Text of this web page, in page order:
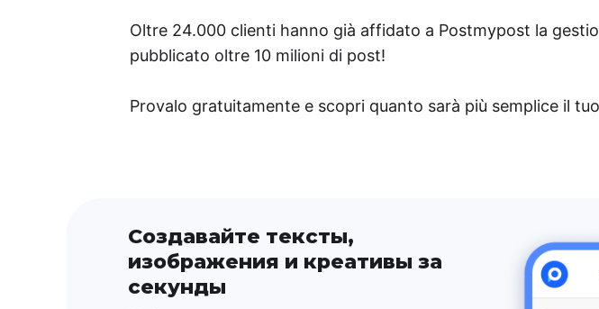
Oltre 24.000 clienti hanno già affidato a Postmypost la
pubblicato oltre 10 milioni di post!
Provalo gratuitamente e scopri quanto sarà più semplice il
Создавайте тексты,
изображения и креативы за
секунды